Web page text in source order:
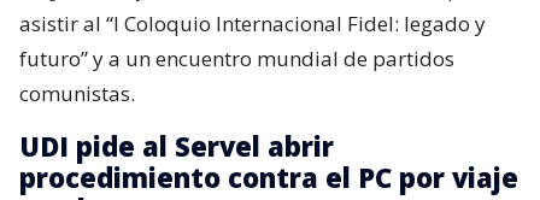
asistir al “I Coloquio Internacional Fidel: legado y
futuro” y a un encuentro mundial de partidos
comunistas.
UDI pide al Servel abrir
procedimiento contra el PC por viaje